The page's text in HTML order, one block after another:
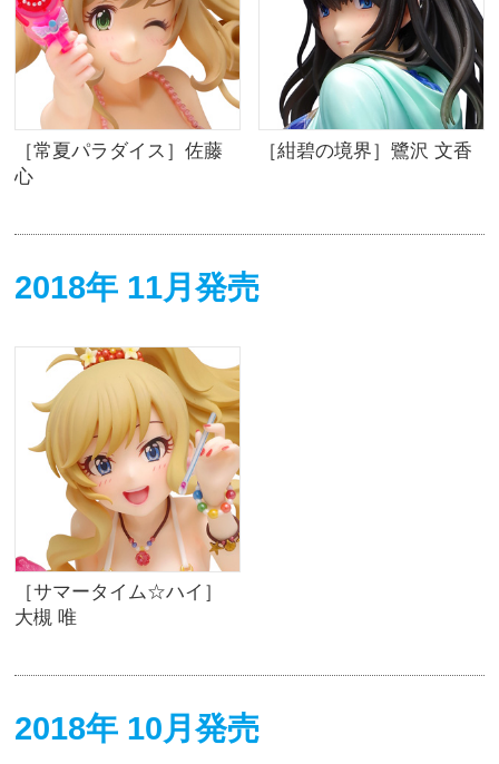
［常夏パラダイス］佐藤
心
［紺碧の境界］鷺沢 文香
2018年 11月発売
［サマータイム☆ハイ］
大槻 唯
2018年 10月発売